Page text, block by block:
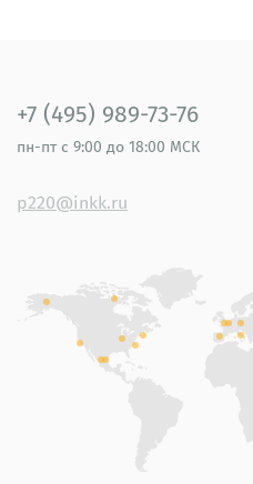
+7 (495) 989-73-76
пн-пт с 9:00 до 18:00 МСК
p220@inkk.ru